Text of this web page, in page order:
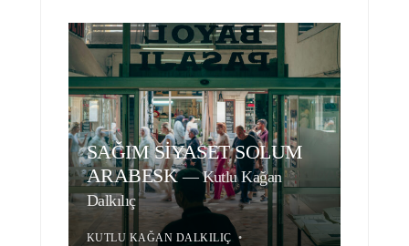
SAĞIM SİYASET SOLUM
ARABESK—Kutlu Kağan
Dalkılıç
KUTLU KAĞAN DALKILIÇ •